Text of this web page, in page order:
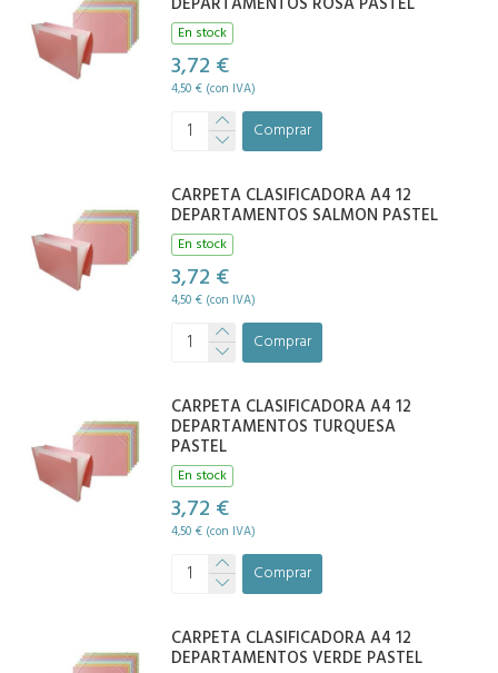
En stock
3,72 €
4,50 € (con IVA)
Comprar
CARPETA CLASIFICADORA A4 12
DEPARTAMENTOS SALMON PASTEL
En stock
3,72 €
4,50 € (con IVA)
Comprar
CARPETA CLASIFICADORA A4 12
DEPARTAMENTOS TURQUESA
PASTEL
En stock
3,72 €
4,50 € (con IVA)
Comprar
CARPETA CLASIFICADORA A4 12
DEPARTAMENTOS VERDE PASTEL